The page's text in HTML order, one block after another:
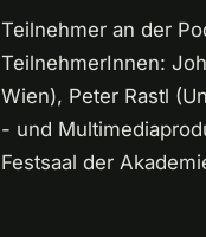
Teilnehmer an der
TeilnehmerInnen:
Wien), Peter Rastl
- und
Festsaal der